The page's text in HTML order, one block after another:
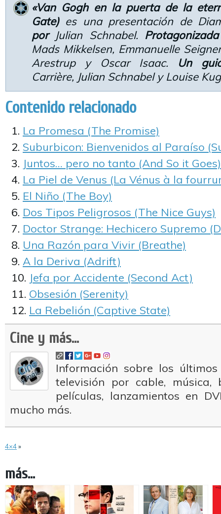
«Van Gogh en la puerta de la
Gate)es una presentación de
por Julian Schnabel.
Mads Mikkelsen, Emmanuelle
Arestrup y Oscar Isaac.
Un
Carrière, Julian Schnabel y Louise
Contenido relacionado
La Promesa (The Promise)
Suburbicon: Bienvenidos al Paraíso
Juntos… pero no tanto (And So it Goes)
La Piel de Venus (La Vénus à la
El Niño (The Boy)
Dos Tipos Peligrosos (The Nice Guys)
Doctor Strange: Hechicero Supremo
Una Razón para Vivir (Breathe)
A la Deriva (Adrift)
Jefa por Accidente (Second Act)
Obsesión (Serenity)
La Rebelión (Captive State)
Cine y más...
Información sobre los
televisión por cable, música,
películas, lanzamientos en
mucho más.
4×4»
más...